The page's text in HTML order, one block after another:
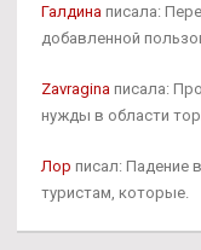
Галдина писала:
добавленной
Zavragina писала:
нужды в области
Лор писал: Падение
туристам, которые.